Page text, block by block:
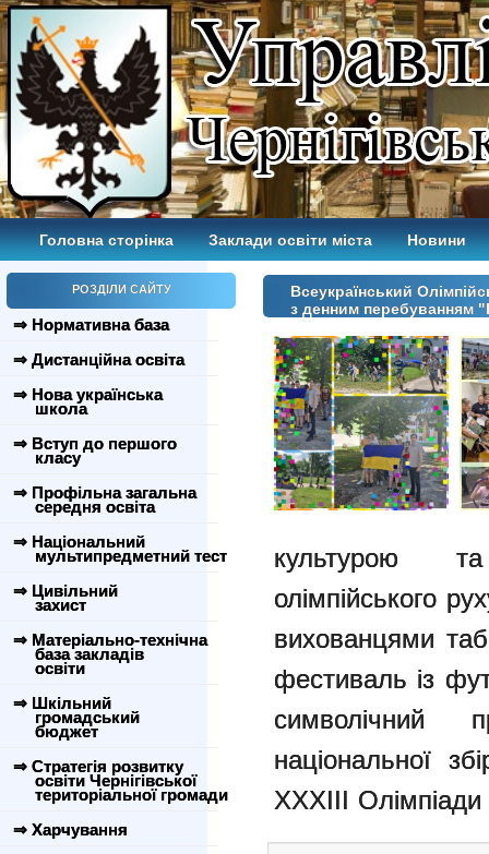
Головна сторінка Заклади освіти міста Новини
РОЗДІЛИ САЙТУ
⇒ Нормативна база
⇒ Дистанційна освіта
⇒ Нова українська
школа
⇒ Вступ до першого
класу
⇒ Профільна загальна
середня освіта
⇒ Національний
мультипредметний тест
⇒ Цивільний
захист
⇒ Матеріально-технічна
база закладів
освіти
⇒ Шкільний
громадський
бюджет
⇒ Стратегія розвитку
освіти Чернігівської
територіальної громади
⇒ Харчування
Всеукраїнський
з денним перебуванням
культурою
олімпійського
вихованцями
фестиваль із
символічний
національної
XXXIII Олімпіади